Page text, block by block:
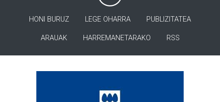
HONI BURUZ LEGE OHARRA PUBLIZITATEA
ARAUAK HARREMANETARAKO RSS